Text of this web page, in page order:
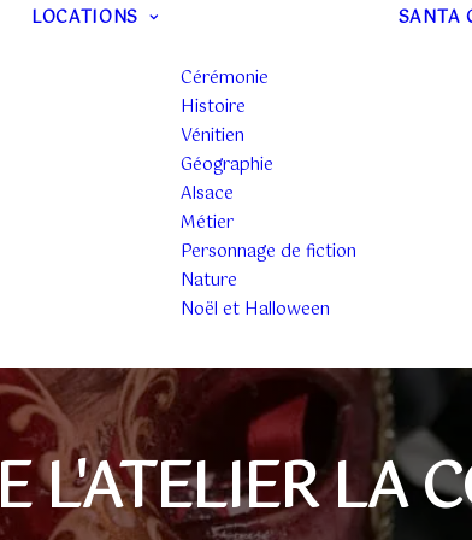
LOCATIONS
Cérémonie
Histoire
Vénitien
Géographie
Alsace
Métier
Personnage de fiction
Nature
Noël et Halloween
SANTA
L'ATELIER LA